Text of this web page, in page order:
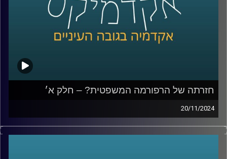
שוב איתנו בחלק ב׳, יניב רוזנאי, פרופ׳ חבר וסגן הדיקן בבית
ספר הארי רדזינר למשפטים, ומנהל משותף של מרכז
רובינשטיין לאתגרים חוקתיים.
חזרתה של הרפורמה המשפטית? – חלק א׳
20/11/2024
למעלה משנה עברה מאז הרפורמה המשפטית של יריב לוין,
שכללה בין היתר, הצעה לחוקק פסקת התגברות ברוב של 61,